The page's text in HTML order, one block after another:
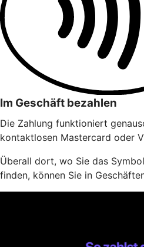
Im Geschäft bezahlen
Die Zahlung funktioniert
kontaktlosen Mastercard oder
Überall dort, wo Sie das
finden, können Sie in